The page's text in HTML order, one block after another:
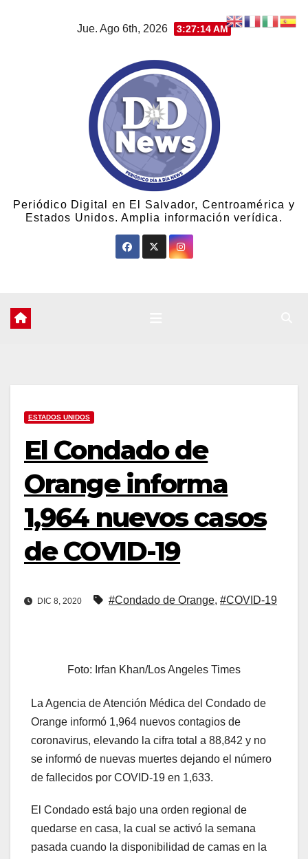
Jue. Ago 6th, 2026 3:27:14 AM
Periódico Digital en El Salvador, Centroamérica y
Estados Unidos. Amplia información verídica.
ESTADOS UNIDOS
El Condado de
Orange informa
1,964 nuevos casos
de COVID-19
DIC 8, 2020 #Condado de Orange, #COVID-19
Foto: Irfan Khan/Los Angeles Times
La Agencia de Atención Médica del Condado de
Orange informó 1,964 nuevos contagios de
coronavirus, elevando la cifra total a 88,842 y no
se informó de nuevas muertes dejando el número
de fallecidos por COVID-19 en 1,633.
El Condado está bajo una orden regional de
quedarse en casa, la cual se activó la semana
pasada cuando la disponibilidad de camas en la